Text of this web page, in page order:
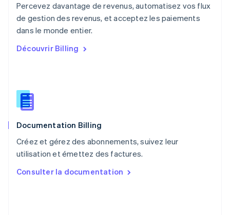
Percevez davantage de revenus, automatisez vos flux
de gestion des revenus, et acceptez les paiements
dans le monde entier.
Découvrir Billing
Documentation Billing
Créez et gérez des abonnements, suivez leur
utilisation et émettez des factures.
Consulter la documentation
NederlandsEnglish
Pologne
English
Português English
English
Roumanie
Royaume-Uni
Singapour
English 简体中文
English